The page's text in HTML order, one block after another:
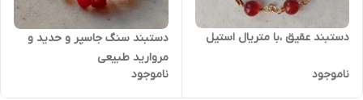
دستبند عقیق ،با متریال استیل
ناموجود
دستبند سنگ جاسپر و حدید و
مروارید طبیعی
ناموجود